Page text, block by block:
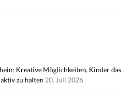
Kreative Möglichkeiten, Kinder das
zu halten 20. Juli 2026